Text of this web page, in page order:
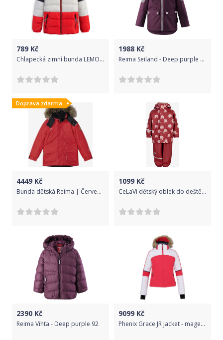
789 Kč
Chlapecká zimní bunda LEMON BERET COLORADO červená Velikost: 128
1988 Kč
Reima Seiland - Deep purple 98
Doprava zdarma
4449 Kč
Bunda dětská Reima | Červená | Chlapecké | 128
1099 Kč
CeLaVi dětský oblek do deště 1372 - 465 Velikost: 70
2390 Kč
Reima Vihta - Deep purple 92
9099 Kč
Phenix Grace JR Jacket - magenta 140